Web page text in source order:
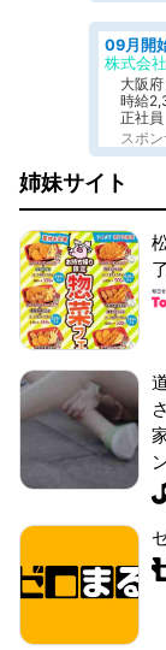
株式会
大阪
時給
正社員
スポ
姉妹サイト